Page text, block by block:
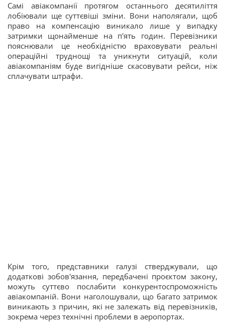
Самі авіакомпанії протягом останнього десятиліття
лобіювали ще суттєвіші зміни. Вони наполягали, щоб
право на компенсацію виникало лише у випадку
затримки щонайменше на п'ять годин. Перевізники
пояснювали це необхідністю враховувати реальні
операційні труднощі та уникнути ситуацій, коли
авіакомпаніям буде вигідніше скасовувати рейси, ніж
сплачувати штрафи.
Крім того, представники галузі стверджували, що
додаткові зобов'язання, передбачені проєктом закону,
можуть суттєво послабити конкурентоспроможність
авіакомпаній. Вони наголошували, що багато затримок
виникають з причин, які не залежать від перевізників,
зокрема через технічні проблеми в аеропортах.